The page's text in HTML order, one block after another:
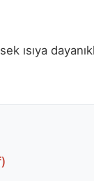
ısıya